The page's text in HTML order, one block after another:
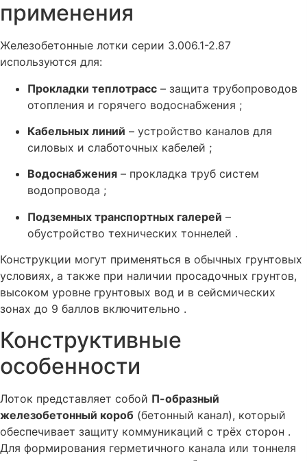
применения
Железобетонные лотки серии 3.006.1-2.87
используются для:
Прокладки теплотрасс – защита трубопроводов
отопления и горячего водоснабжения ;
Кабельных линий – устройство каналов для
силовых и слаботочных кабелей ;
Водоснабжения – прокладка труб систем
водопровода ;
Подземных транспортных галерей –
обустройство технических тоннелей .
Конструкции могут применяться в обычных грунтовых
условиях, а также при наличии просадочных грунтов,
высоком уровне грунтовых вод и в сейсмических
зонах до 9 баллов включительно .
Конструктивные
особенности
Лоток представляет собой П-образный
железобетонный короб (бетонный канал), который
обеспечивает защиту коммуникаций с трёх сторон .
Для формирования герметичного канала или тоннеля